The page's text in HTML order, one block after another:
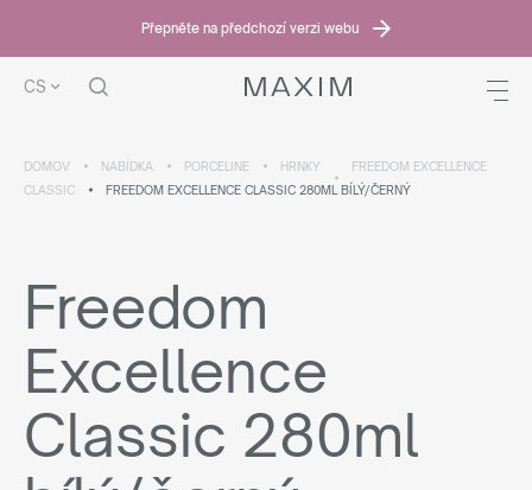
Přepněte na předchozí verzi webu
CS
DOMOV NABÍDKA PORCELINE HRNKY
FREEDOM EXCELLENCE
CLASSIC
FREEDOM EXCELLENCE CLASSIC 280ML BÍLÝ/ČERNÝ
Freedom
Excellence
Classic 280ml